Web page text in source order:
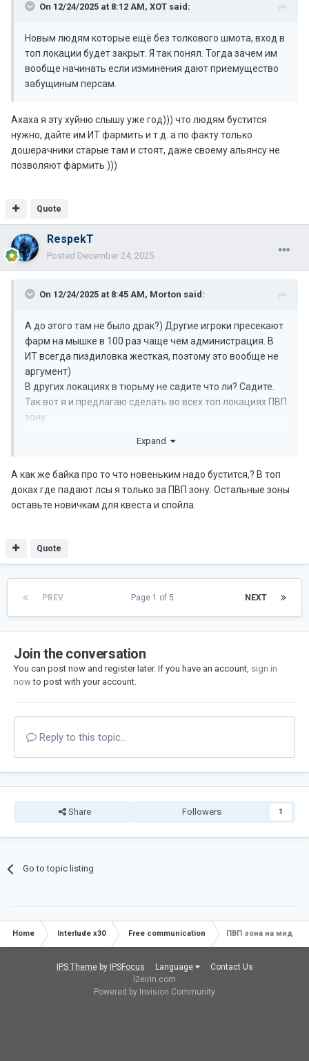
On 12/24/2025 at 8:12 AM, XOT said:
Новым людям которые ещё без толкового шмота, вход в
топ локации будет закрыт. Я так понял. Тогда зачем им
вообще начинать если изминения дают приемущество
забущиным персам.
Ахаха я эту хуйню слышу уже год))) что людям бустится
нужно, дайте им ИТ фармить и т.д. а по факту только
дошерачники старые там и стоят, даже своему альянсу не
позволяют фармить )))
Quote
RespekT
Posted December 24, 2025
On 12/24/2025 at 8:45 AM, Morton said:
А до этого там не было драк?) Другие игроки пресекают
фарм на мышке в 100 раз чаще чем администрация. В
ИТ всегда пиздиловка жесткая, поэтому это вообще не
аргумент)
В других локациях в тюрьму не садите что ли? Садите.
Так вот я и предлагаю сделать во всех топ локациях ПВП
зону.
на Дино, и в Фоге, сткато, варке.
пздц. Посмотрите сколько антички на рынке, при том что
ее никто не фармит.
Expand
А как же байка про то что новеньким надо бустится,? В топ
доках где падают лсы я только за ПВП зону. Остальные зоны
оставьте новичкам для квеста и спойла.
Quote
PREV NEXT
Page 1 of 5
Join the conversation
You can post now and register later. If you have an account, sign in
nowto post with your account.
Reply to this topic...
Share Followers 1
Go to topic listing
Home Interlude x30 Free communication ПВП зона на мид
IPS Themeby IPSFocus Language
Contact Us
l2eirin.com
Powered by Invision Community